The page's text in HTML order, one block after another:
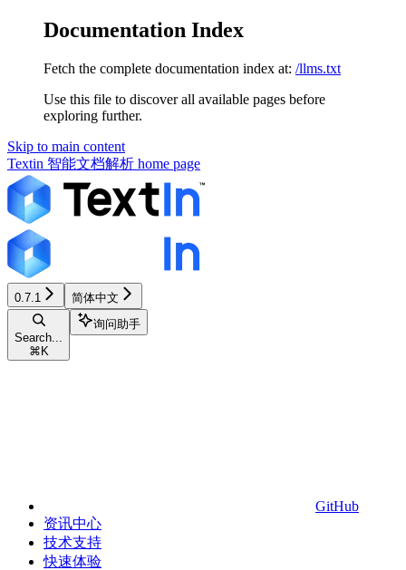
Documentation Index
Fetch the complete documentation index at: /llms.txt
Use this file to discover all available pages before
exploring further.
Skip to main content
Textin 智能文档解析 home page
0.7.1 简体中文
Search...
⌘ K
询问助手
GitHub
资讯中心
技术支持
快速体验